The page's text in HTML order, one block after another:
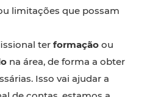
limitações que possam
ter formação ou
na área, de forma a obter
Isso vai ajudar a